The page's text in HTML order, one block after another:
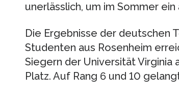
unerlässlich, um im Sommer
Die Ergebnisse der deutschen
Studenten aus Rosenheim
Siegern der Universität Virginia
Platz. Auf Rang 6 und 10